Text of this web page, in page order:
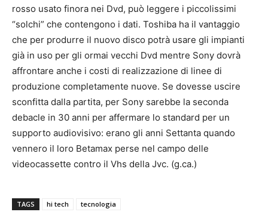
rosso usato finora nei Dvd, può leggere i piccolissimi
“solchi” che contengono i dati. Toshiba ha il vantaggio
che per produrre il nuovo disco potrà usare gli impianti
già in uso per gli ormai vecchi Dvd mentre Sony dovrà
affrontare anche i costi di realizzazione di linee di
produzione completamente nuove. Se dovesse uscire
sconfitta dalla partita, per Sony sarebbe la seconda
debacle in 30 anni per affermare lo standard per un
supporto audiovisivo: erano gli anni Settanta quando
vennero il loro Betamax perse nel campo delle
videocassette contro il Vhs della Jvc. (g.ca.)
TAGS hi tech tecnologia